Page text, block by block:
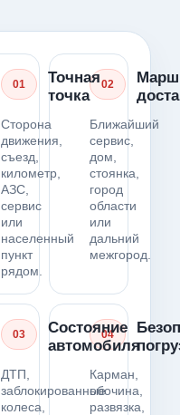
01
Точная
точка
Сторона
движения,
съезд,
километр,
АЗС,
сервис
или
населенный
пункт
рядом.
02
Ближайший
сервис,
дом,
стоянка,
город
области
или
дальний
межгород.
03
Состояние
автомобиля
ДТП,
заблокированные
колеса,
04
Карман,
обочина,
развязка,